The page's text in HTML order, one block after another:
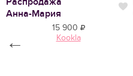
Анна-Мария
15 900
Kookla
←